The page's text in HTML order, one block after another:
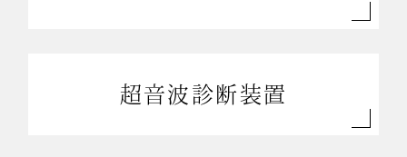
超音波診断装置